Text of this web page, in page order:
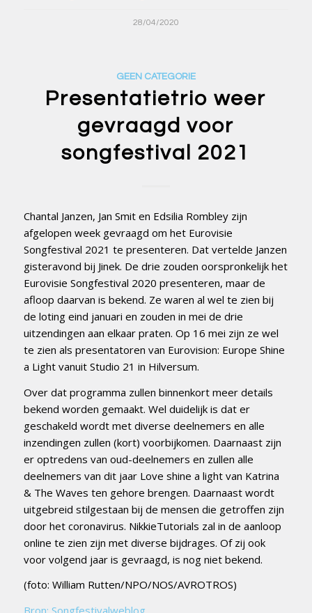
28/04/2020
GEEN CATEGORIE
Presentatietrio weer
gevraagd voor
songfestival 2021
Chantal Janzen, Jan Smit en Edsilia Rombley zijn
afgelopen week gevraagd om het Eurovisie
Songfestival 2021 te presenteren. Dat vertelde Janzen
gisteravond bij Jinek. De drie zouden oorspronkelijk het
Eurovisie Songfestival 2020 presenteren, maar de
afloop daarvan is bekend. Ze waren al wel te zien bij
de loting eind januari en zouden in mei de drie
uitzendingen aan elkaar praten. Op 16 mei zijn ze wel
te zien als presentatoren van Eurovision: Europe Shine
a Light vanuit Studio 21 in Hilversum.
Over dat programma zullen binnenkort meer details
bekend worden gemaakt. Wel duidelijk is dat er
geschakeld wordt met diverse deelnemers en alle
inzendingen zullen (kort) voorbijkomen. Daarnaast zijn
er optredens van oud-deelnemers en zullen alle
deelnemers van dit jaar Love shine a light van Katrina
& The Waves ten gehore brengen. Daarnaast wordt
uitgebreid stilgestaan bij de mensen die getroffen zijn
door het coronavirus. NikkieTutorials zal in de aanloop
online te zien zijn met diverse bijdrages. Of zij ook
voor volgend jaar is gevraagd, is nog niet bekend.
(foto: William Rutten/NPO/NOS/AVROTROS)
Bron: Songfestivalweblog